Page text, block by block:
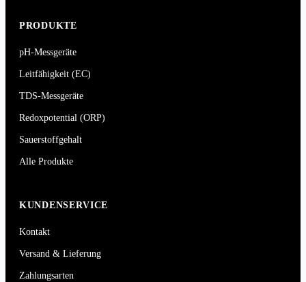
PRODUKTE
pH-Messgeräte
Leitfähigkeit (EC)
TDS-Messgeräte
Redoxpotential (ORP)
Sauerstoffgehalt
Alle Produkte
KUNDENSERVICE
Kontakt
Versand & Lieferung
Zahlungsarten